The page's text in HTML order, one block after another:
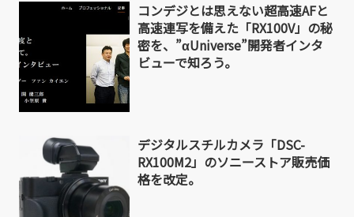
コンデジとは思えない超高速AFと
高速連写を備えた「RX100V」の秘
密を、”αUniverse”開発者インタ
ビューで知ろう。
デジタルスチルカメラ「DSC-
RX100M2」のソニーストア販売価
格を改定。